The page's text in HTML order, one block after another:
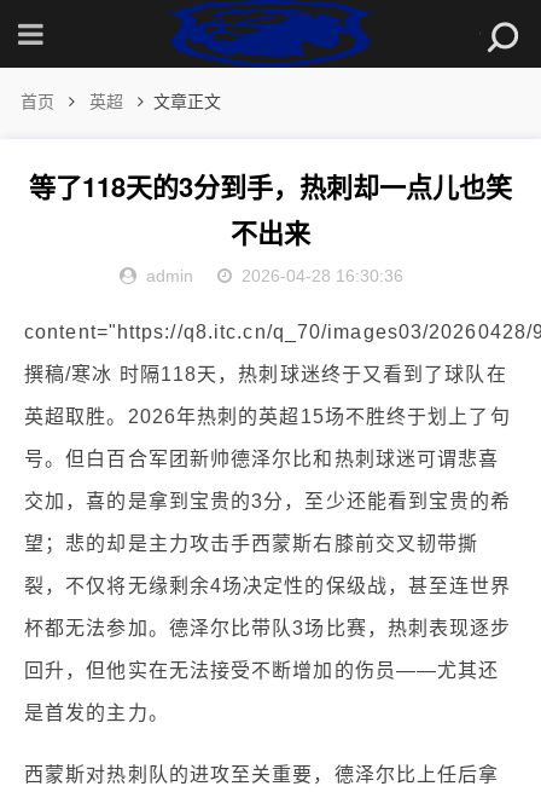
首页 英超 文章正文
等了118天的3分到手，热刺却一点儿也笑
不出来
admin 2026-04-28 16:30:36
content="https://q8.itc.cn/q_70/images03/
撰稿/寒冰 时隔118天，热刺球迷终于又看到了球队在
英超取胜。2026年热刺的英超15场不胜终于划上了句
号。但白百合军团新帅德泽尔比和热刺球迷可谓悲喜
交加，喜的是拿到宝贵的3分，至少还能看到宝贵的希
望；悲的却是主力攻击手西蒙斯右膝前交叉韧带撕
裂，不仅将无缘剩余4场决定性的保级战，甚至连世界
杯都无法参加。德泽尔比带队3场比赛，热刺表现逐步
回升，但他实在无法接受不断增加的伤员——尤其还
是首发的主力。
西蒙斯对热刺队的进攻至关重要，德泽尔比上任后拿